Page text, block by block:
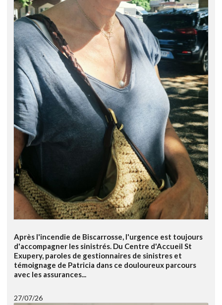
Après l'incendie de Biscarrosse, l'urgence est toujours
d'accompagner les sinistrés. Du Centre d'Accueil St
Exupery, paroles de gestionnaires de sinistres et
témoignage de Patricia dans ce douloureux parcours
avec les assurances...
27/07/26